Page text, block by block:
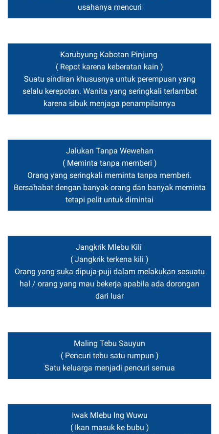
usahanya mencuri
Karubyung Kabotan Pinjung
( Repot karena keberatan kain )
Suatu sindiran khususnya untuk perempuan yang
selalu kerepotan. Wanita yang seringkali terlambat
karena sibuk menjaga penampilannya
Jalukan Tanpa Wewehan
( Meminta tanpa memberi )
Orang yang seringkali meminta tanpa memberi.
Bersahabat dengan banyak orang dan banyak meminta
tetapi pelit untuk dimintai
Jangkrik Mlebu Kili
( Jangkrik terkena kili )
Orang yang suka dipuja-puji dalam melakukan sesuatu
hal / orang yang mau bekerja apabila ada dorongan
dari luar
Maling Tebu Sauyun
( Pencuri tebu satu rumpun )
Satu keluarga menjadi pencuri semua
Iwak Mlebu Ing Wuwu
( Ikan masuk ke bubu )